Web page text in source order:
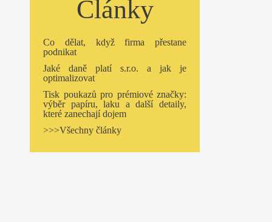
Články
Co dělat, když firma přestane
podnikat
Jaké daně platí s.r.o. a jak je
optimalizovat
Tisk poukazů pro prémiové značky:
výběr papíru, laku a další detaily,
které zanechají dojem
>>>Všechny články